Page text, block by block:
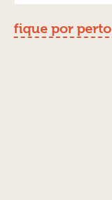
fique por perto